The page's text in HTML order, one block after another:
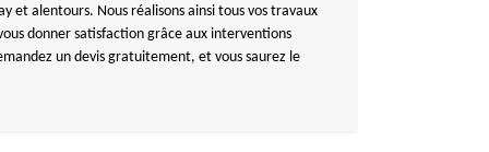
et alentours. Nous réalisons ainsi tous vos travaux
donner satisfaction grâce aux interventions
un devis gratuitement, et vous saurez le